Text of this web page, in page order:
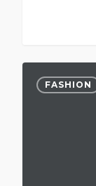
FASHION